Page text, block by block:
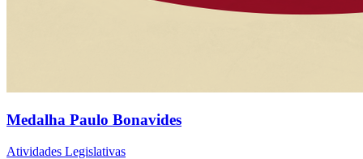
Medalha Paulo Bonavides
Atividades Legislativas